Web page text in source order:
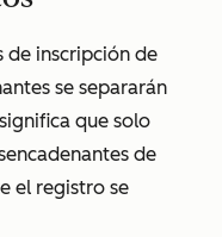
de inscripción de
se separarán
que solo
de
el registro se